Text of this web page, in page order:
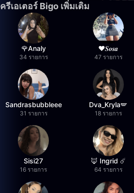
ครีเอเตอร์ Bigo เพิ่มเติม
🌹Analy
34 รายการ
❤︎⁠𝑺𝒐𝒔𝒂
47 รายการ
Sandrasbubbleee
31 รายการ
Dva_Kryla🪽
18 รายการ
Sisi27
16 รายการ
🦊 Ingrid ☄️
64 รายการ